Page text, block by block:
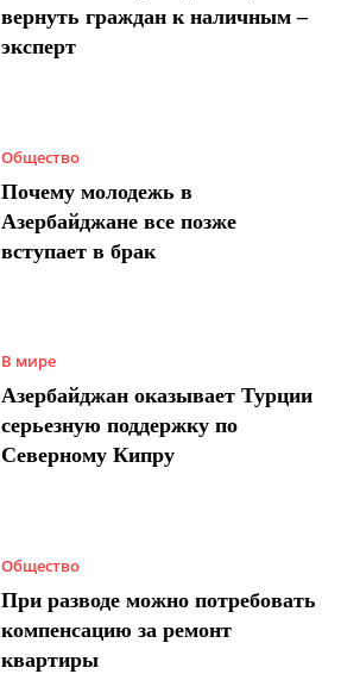
вернуть граждан к наличным –
эксперт
Общество
Почему молодежь в
Азербайджане все позже
вступает в брак
В мире
Азербайджан оказывает Турции
серьезную поддержку по
Северному Кипру
Общество
При разводе можно потребовать
компенсацию за ремонт
квартиры